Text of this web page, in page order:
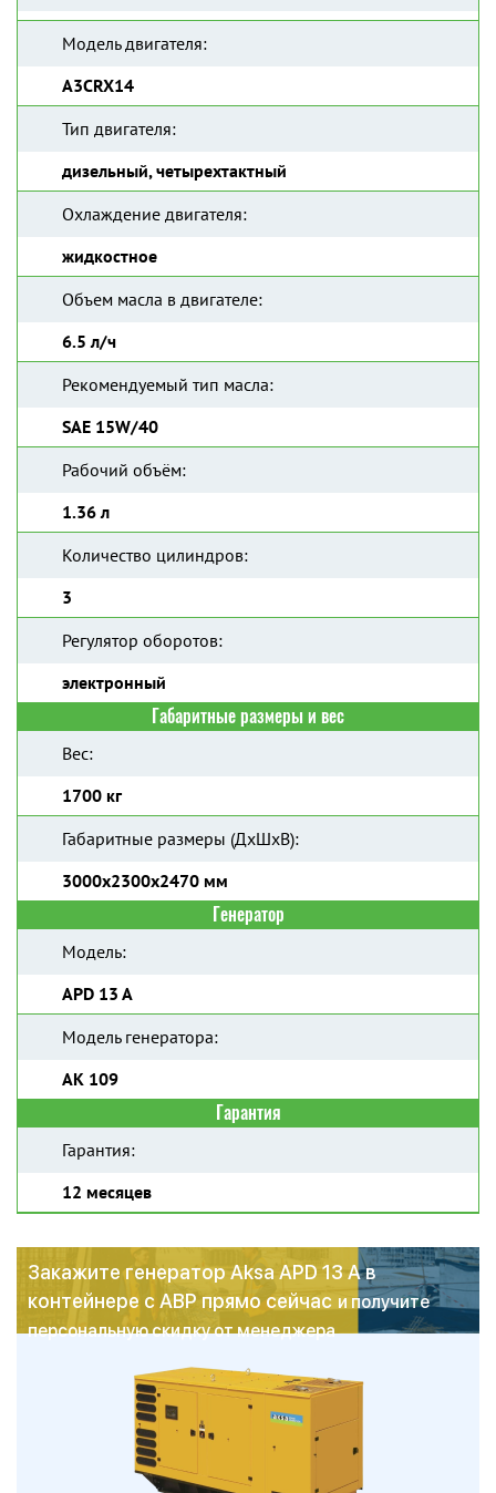
Модель двигателя:
A3CRX14
Тип двигателя:
дизельный, четырехтактный
Охлаждение двигателя:
жидкостное
Объем масла в двигателе:
6.5 л/ч
Рекомендуемый тип масла:
SAE 15W/40
Рабочий объём:
1.36 л
Количество цилиндров:
3
Регулятор оборотов:
электронный
Габаритные размеры и вес
Вес:
1700 кг
Габаритные размеры (ДхШхВ):
3000х2300х2470 мм
Генератор
Модель:
APD 13 A
Модель генератора:
AK 109
Гарантия
Гарантия:
12 месяцев
Закажите генератор Aksa APD 13 A в
контейнере с АВР прямо сейчас и получите
персональную скидку от менеджера